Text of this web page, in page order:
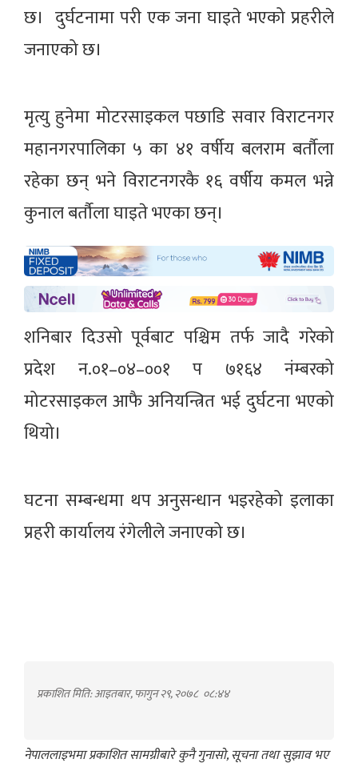
छ। दुर्घटनामा परी एक जना घाइते भएको प्रहरीले
जनाएको छ।
मृत्यु हुनेमा मोटरसाइकल पछाडि सवार विराटनगर
महानगरपालिका ५ का ४१ वर्षीय बलराम बर्तौला
रहेका छन् भने विराटनगरकै १६ वर्षीय कमल भन्ने
कुनाल बर्तौला घाइते भएका छन्।
शनिबार दिउसो पूर्वबाट पश्चिम तर्फ जादै गरेको
प्रदेश न.०१–०४–००१ प ७१६४ नंम्बरको
मोटरसाइकल आफै अनियन्त्रित भई दुर्घटना भएको
थियो।
घटना सम्बन्धमा थप अनुसन्धान भइरहेको इलाका
प्रहरी कार्यालय रंगेलीले जनाएको छ।
प्रकाशित मिति: आइतबार, फागुन २९, २०७८ ०८:४४
नेपाललाइभमा प्रकाशित सामग्रीबारे कुनै गुनासो, सूचना तथा सुझाव भए